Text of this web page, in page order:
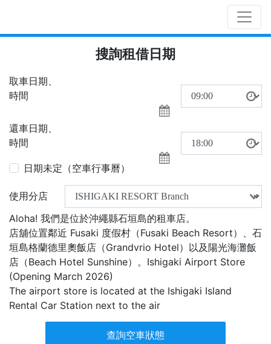
搜詢租借日期
取車日期、
時間
還車日期、
時間
日期未定（空車行事曆）
使用分店
Aloha! 我們是位於沖繩縣石垣島的租車店。
店舖位置鄰近 Fusaki 度假村（Fusaki Beach Resort）、石
垣島格蘭德里奧飯店（Grandvrio Hotel）以及陽光海灘飯
店（Beach Hotel Sunshine）。Ishigaki Airport Store
(Opening March 2026)
The airport store is located at the Ishigaki Island
Rental Car Station next to the air
查詢空車狀態